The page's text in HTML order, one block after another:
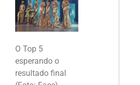
O Top 5
esperando o
resultado final